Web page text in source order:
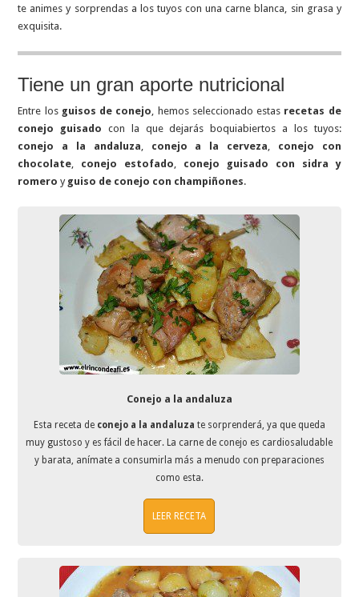
te animes y sorprendas a los tuyos con una carne blanca, sin grasa y
exquisita.
Tiene un gran aporte nutricional
Entre los guisos de conejo, hemos seleccionado estas recetas de
conejo guisado con la que dejarás boquiabiertos a los tuyos:
conejo a la andaluza, conejo a la cerveza, conejo con
chocolate, conejo estofado, conejo guisado con sidra y
romero y guiso de conejo con champiñones.
Conejo a la andaluza
Esta receta de conejo a la andaluza te sorprenderá, ya que queda
muy gustoso y es fácil de hacer. La carne de conejo es cardiosaludable
y barata, anímate a consumirla más a menudo con preparaciones
como esta.
LEER RECETA